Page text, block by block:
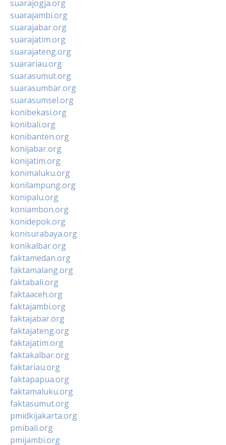
suarajogja.org
suarajambi.org
suarajabar.org
suarajatim.org
suarajateng.org
suarariau.org
suarasumut.org
suarasumbar.org
suarasumsel.org
konibekasi.org
konibali.org
konibanten.org
konijabar.org
konijatim.org
konimaluku.org
konilampung.org
konipalu.org
koniambon.org
konidepok.org
konisurabaya.org
konikalbar.org
faktamedan.org
faktamalang.org
faktabali.org
faktaaceh.org
faktajambi.org
faktajabar.org
faktajateng.org
faktajatim.org
faktakalbar.org
faktariau.org
faktapapua.org
faktamaluku.org
faktasumut.org
pmidkijakarta.org
pmibali.org
pmijambi.org